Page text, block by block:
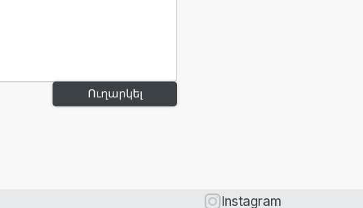
Ուղարկել
Instagram